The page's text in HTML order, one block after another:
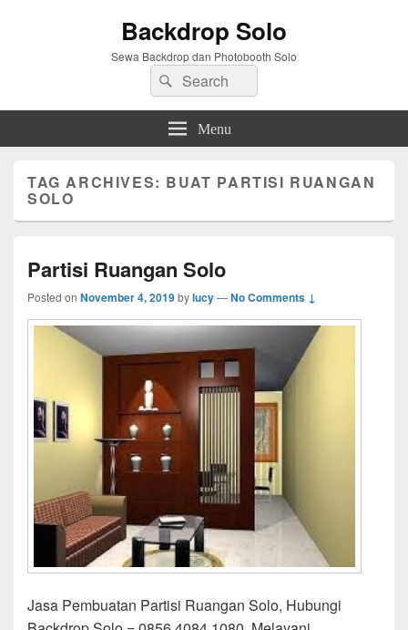
Backdrop Solo
Sewa Backdrop dan Photobooth Solo
Search
for:
Search
Menu
TAG ARCHIVES: BUAT PARTISI RUANGAN
SOLO
Partisi Ruangan Solo
Posted on November 4, 2019bylucy—No Comments ↓
Jasa Pembuatan Partisi Ruangan Solo, Hubungi